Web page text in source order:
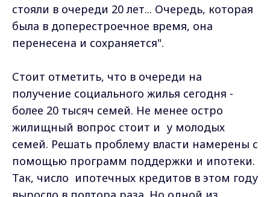
стояли в очереди 20 лет... Очередь, которая
была в доперестроечное время, она
перенесена и сохраняется".
Стоит отметить, что в очереди на
получение социального жилья сегодня -
более 20 тысяч семей. Не менее остро
жилищный вопрос стоит и у молодых
семей. Решать проблему власти намерены с
помощью программ поддержки и ипотеки.
Так, число ипотечных кредитов в этом году